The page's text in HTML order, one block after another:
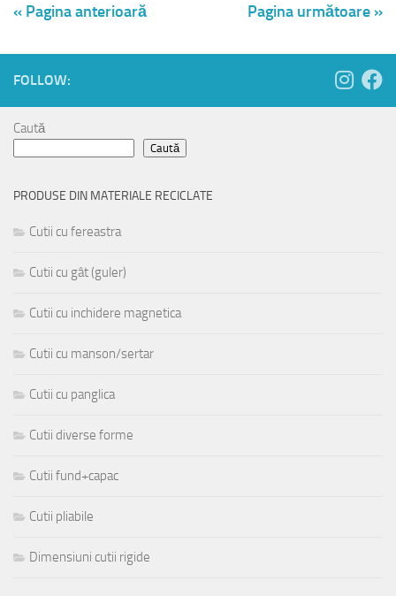
« Pagina anterioară Pagina următoare »
FOLLOW:
Caută
Caută
PRODUSE DIN MATERIALE RECICLATE
Cutii cu fereastra
Cutii cu gât (guler)
Cutii cu inchidere magnetica
Cutii cu manson/sertar
Cutii cu panglica
Cutii diverse forme
Cutii fund+capac
Cutii pliabile
Dimensiuni cutii rigide